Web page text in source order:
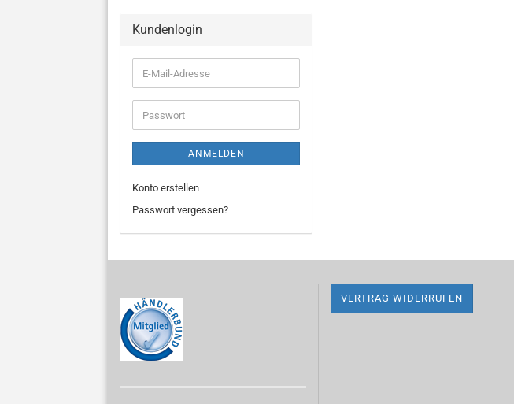
Kundenlogin
E-
Mail-
Adresse
Passwort
ANMELDEN
Konto erstellen
Passwort vergessen?
VERTRAG WIDERRUFEN